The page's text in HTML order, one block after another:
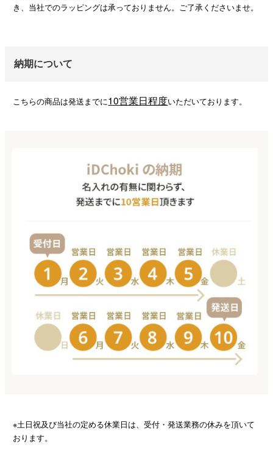
き、当社でのラッピングは承っておりません。ご了承くださいませ。
納期について
こちらの商品は発送までに10営業日程度いただいております。
※土日祝及び当社の定める休業日は、受付・発送業務の休みを頂いて
おります。